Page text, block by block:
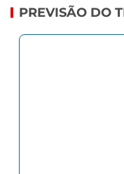
PREVISÃO DO